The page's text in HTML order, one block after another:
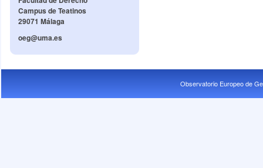
Campus de Teatinos
29071 Málaga
oeg@uma.es
Observatorio Europeo de